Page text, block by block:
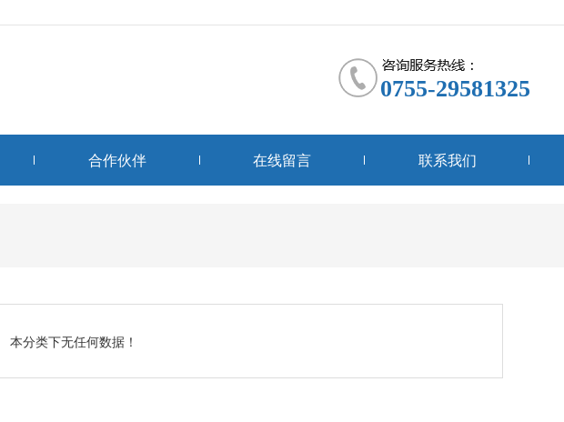
0755-29581325
合作伙伴 在线留言 联系我们
本分类下无任何数据！